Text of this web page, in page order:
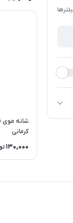
شانه موی
کرمانی
130,000